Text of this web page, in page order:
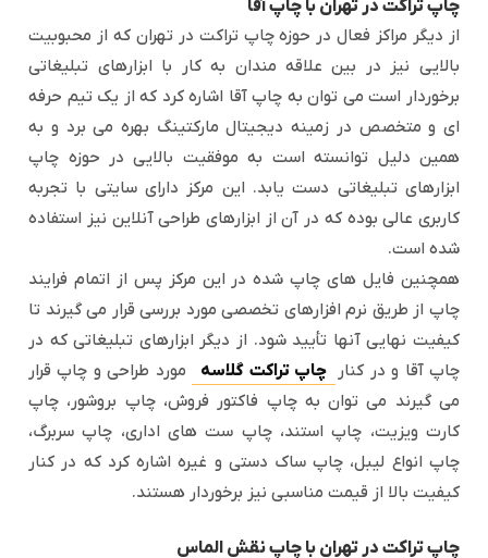
چاپ تراکت در تهران با چاپ آقا
از دیگر مراکز فعال در حوزه چاپ تراکت در تهران که از محبوبیت
بالایی نیز در بین علاقه مندان به کار با ابزارهای تبلیغاتی
برخوردار است می توان به چاپ آقا اشاره کرد که از یک تیم حرفه
ای و متخصص در زمینه دیجیتال مارکتینگ بهره می برد و به
همین دلیل توانسته است به موفقیت بالایی در حوزه چاپ
ابزارهای تبلیغاتی دست یابد. این مرکز دارای سایتی با تجربه
کاربری عالی بوده که در آن از ابزارهای طراحی آنلاین نیز استفاده
شده است.
همچنین فایل های چاپ شده در این مرکز پس از اتمام فرایند
چاپ از طریق نرم افزارهای تخصصی مورد بررسی قرار می گیرند تا
کیفیت نهایی آنها تأیید شود. از دیگر ابزارهای تبلیغاتی که در
چاپ آقا و در کنار
چاپ تراکت گلاسه
مورد طراحی و چاپ قرار
می گیرند می توان به چاپ فاکتور فروش، چاپ بروشور، چاپ
کارت ویزیت، چاپ استند، چاپ ست های اداری، چاپ سربرگ،
چاپ انواع لیبل، چاپ ساک دستی و غیره اشاره کرد که در کنار
کیفیت بالا از قیمت مناسبی نیز برخوردار هستند.
چاپ تراکت در تهران با چاپ نقش الماس